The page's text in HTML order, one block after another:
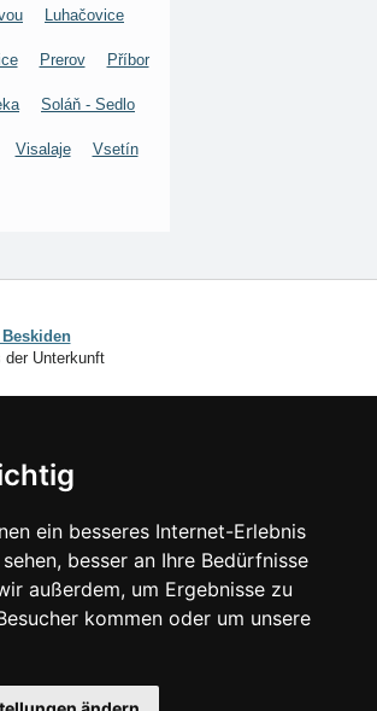
ein besseres Internet-Erlebnis
besser an Ihre Bedürfnisse
außerdem, um Ergebnisse zu
kommen oder um unsere
Luhačovice
Prerov Příbor
Soláň - Sedlo
Visalaje Vsetín
der Unterkunft
26